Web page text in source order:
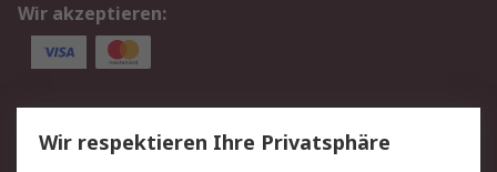
Wir akzeptieren:
Service
Value Added Services
Lieferlösungen
Wir respektieren Ihre Privatsphäre